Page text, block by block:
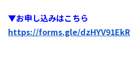
▼お申し込みはこちら
https://forms.gle/